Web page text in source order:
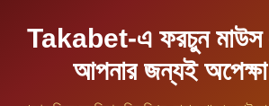
Takabet-এ ফরচুন
আপনার জন্যই